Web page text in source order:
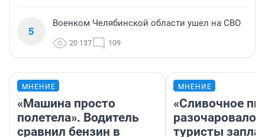
5
Военком Челябинской области ушел на СВО
20 137 109
МНЕНИЕ
«Машина просто
полетела». Водитель
сравнил бензин в
МНЕНИЕ
«Сливочное
разочаровало»:
туристы